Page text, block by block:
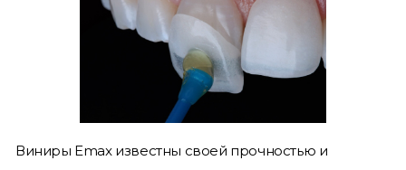
Виниры Emax известны своей прочностью и